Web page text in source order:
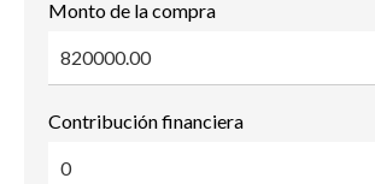
Monto de la compra
Contribución financiera